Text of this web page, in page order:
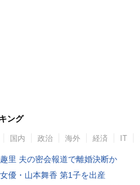
ング
国内 政治 海外 経済 IT
趣里 夫の密会報道で離婚決断か
女優・山本舞香 第1子を出産